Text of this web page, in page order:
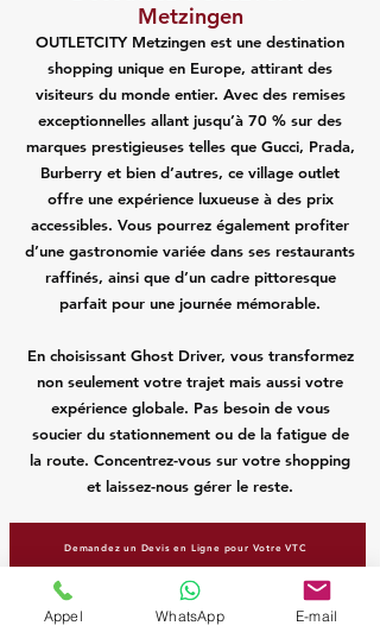
Metzingen
OUTLETCITY Metzingen est une destination
shopping unique en Europe, attirant des
visiteurs du monde entier. Avec des remises
exceptionnelles allant jusqu’à 70 % sur des
marques prestigieuses telles que Gucci, Prada,
Burberry et bien d’autres, ce village outlet
offre une expérience luxueuse à des prix
accessibles. Vous pourrez également profiter
d’une gastronomie variée dans ses restaurants
raffinés, ainsi que d’un cadre pittoresque
parfait pour une journée mémorable.
En choisissant Ghost Driver, vous transformez
non seulement votre trajet mais aussi votre
expérience globale. Pas besoin de vous
soucier du stationnement ou de la fatigue de
la route. Concentrez-vous sur votre shopping
et laissez-nous gérer le reste.
Demandez un Devis en Ligne pour Votre VTC
Ghost Driver - Votre partenaire de
Appel WhatsApp E-mail